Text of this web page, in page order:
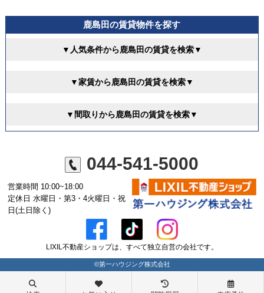
鹿島田の賃貸物件を探す
▼人気条件から鹿島田の賃貸を検索▼
▼家賃から鹿島田の賃貸を検索▼
▼間取りから鹿島田の賃貸を検索▼
044-541-5000
営業時間 10:00~18:00
定休日 水曜日・第3・4火曜日・祝
日(土日除く)
LIXIL不動産ショップは、すべて独立自営の会社です。
©第一ハウジング株式会社